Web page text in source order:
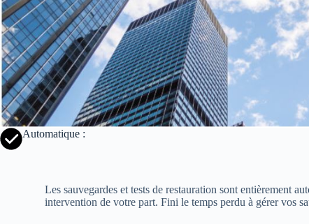
Automatique :
Les sauvegardes et tests de restauration sont entièrement
intervention de votre part. Fini le temps perdu à gérer vos